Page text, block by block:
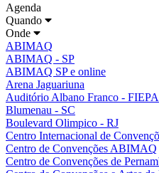
Agenda
Quando
Onde
ABIMAQ
ABIMAQ - SP
ABIMAQ SP e online
Arena Jaguariuna
Auditório Albano Franco - FIEPA
Blumenau - SC
Boulevard Olimpico - RJ
Centro Internacional de
Centro de Convenções ABIMAQ
Centro de Convenções de